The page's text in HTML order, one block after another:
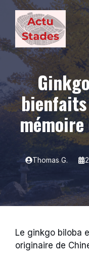
Aller
contenu
Thomas G.
Le ginkgo biloba
originaire de